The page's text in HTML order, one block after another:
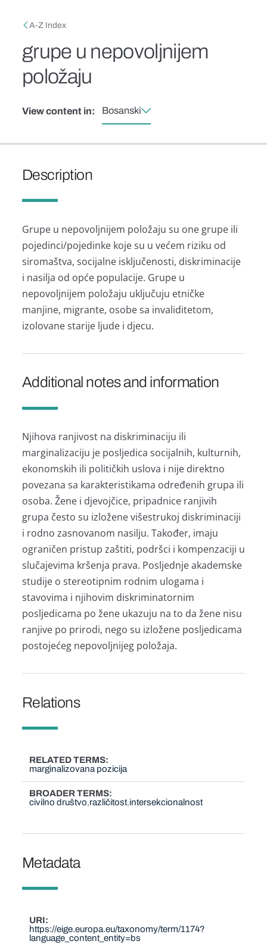
Breadcrumb
A-Z Index
grupe u nepovoljnijem
položaju
View content in: Bosanski
Description
Grupe u nepovoljnijem položaju su one grupe ili
pojedinci/pojedinke koje su u većem riziku od
siromaštva, socijalne isključenosti, diskriminacije
i nasilja od opće populacije. Grupe u
nepovoljnijem položaju uključuju etničke
manjine, migrante, osobe sa invaliditetom,
izolovane starije ljude i djecu.
Additional notes and information
Njihova ranjivost na diskriminaciju ili
marginalizaciju je posljedica socijalnih, kulturnih,
ekonomskih ili političkih uslova i nije direktno
povezana sa karakteristikama određenih grupa ili
osoba. Žene i djevojčice, pripadnice ranjivih
grupa često su izložene višestrukoj diskriminaciji
i rodno zasnovanom nasilju. Također, imaju
ograničen pristup zaštiti, podršci i kompenzaciji u
slučajevima kršenja prava. Posljednje akademske
studije o stereotipnim rodnim ulogama i
stavovima i njihovim diskriminatornim
posljedicama po žene ukazuju na to da žene nisu
ranjive po prirodi, nego su izložene posljedicama
postojećeg nepovoljnijeg položaja.
Relations
RELATED TERMS
marginalizovana pozicija
BROADER TERMS
civilno društvo različitost intersekcionalnost
Metadata
URI
https://eige.europa.eu/taxonomy/term/1174?
language_content_entity=bs